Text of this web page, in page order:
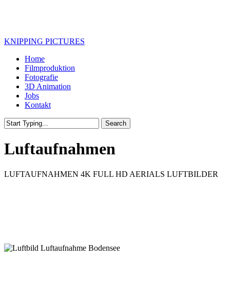
KNIPPING PICTURES
Menu
Home
Filmproduktion
Fotografie
3D Animation
Jobs
Kontakt
Search
Search
Luftaufnahmen
LUFTAUFNAHMEN 4K FULL HD AERIALS LUFTBILDER
009_Luftaufnahme_Luftbild_Industrie